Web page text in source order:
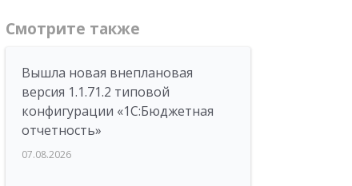
Смотрите также
Вышла новая внеплановая
версия 1.1.71.2 типовой
конфигурации «1C:Бюджетная
отчетность»
07.08.2026